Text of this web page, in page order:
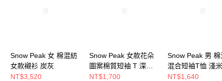
Snow Peak 女 棉混紡
女款襯衫 炭灰
NT$3,520
Snow Peak 女款花朵
圖案棉質短袖 T 深炭
灰色
NT$1,700
Snow Peak 男 棉
混合短袖T恤 淺米
NT$1,640